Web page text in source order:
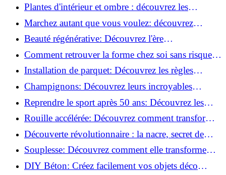
Plantes d'intérieur et ombre : découvrez les
meilleures pour votre maison !
Marchez autant que vous voulez: découvrez
pourquoi c'est bénéfique!
Beauté régénérative: Découvrez l'ère
révolutionnaire de la cosmétique verte!
Comment retrouver la forme chez soi sans risque
de blessure: Techniques et conseils sûrs!
Installation de parquet: Découvrez les règles
essentielles à respecter!
Champignons: Découvrez leurs incroyables
pouvoirs antioxydants!
Reprendre le sport après 50 ans: Découvrez les
meilleures méthodes!
Rouille accélérée: Découvrez comment transformer
la corrosion en déco tendance!
Découverte révolutionnaire : la nacre, secret de
régénération inouï !
Souplesse: Découvrez comment elle transforme
votre performance sportive!
DIY Béton: Créez facilement vos objets déco